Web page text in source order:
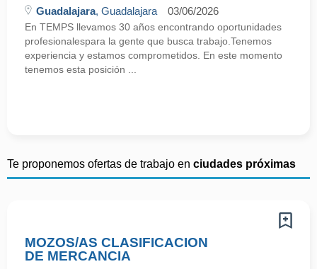
Guadalajara, Guadalajara 03/06/2026
En TEMPS llevamos 30 años encontrando oportunidades
profesionalespara la gente que busca trabajo.Tenemos
experiencia y estamos comprometidos. En este momento
tenemos esta posición ...
Te proponemos ofertas de trabajo en ciudades próximas
MOZOS/AS CLASIFICACION
DE MERCANCIA